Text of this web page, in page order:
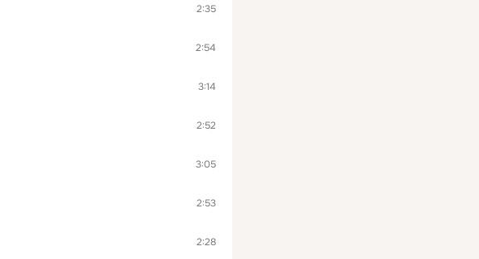
2:35
2:54
3:14
2:52
3:05
2:53
2:28